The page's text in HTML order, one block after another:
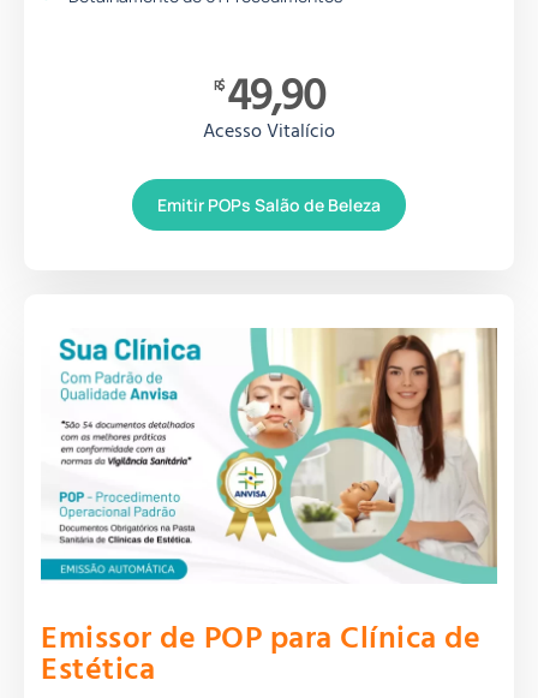
R$ 49,90
Acesso Vitalício
Emitir POPs Salão de Beleza
Emissor de POP para Clínica de
Estética